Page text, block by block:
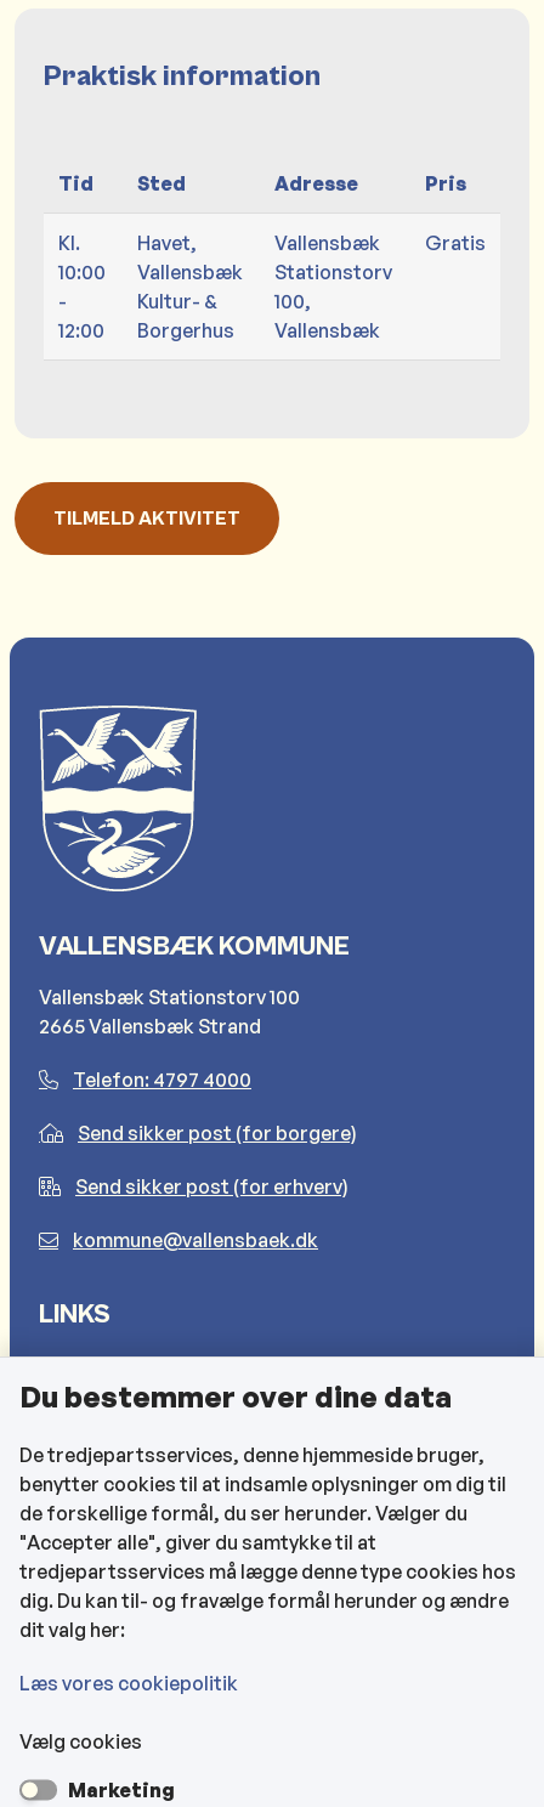
Praktisk information
Tid Sted Adresse Pris
Kl.
10:00
-
12:00
Havet,
Vallensbæk
Kultur- &
Borgerhus
Vallensbæk
Stationstorv
100,
Vallensbæk
Gratis
TILMELD AKTIVITET
VALLENSBÆK KOMMUNE
Vallensbæk Stationstorv 100
2665 Vallensbæk Strand
Telefon: 4797 4000
Send sikker post (for borgere)
Send sikker post (for erhverv)
kommune@vallensbaek.dk
LINKS
Cookies
Find EAN-numre
CVR og bankoplysninger
Tilgængelighedserklæring
KONTAKTOPLYSNINGER
Rådhuset
Kultur- & Borgerhuset
Du bestemmer over dine data
De tredjepartsservices, denne hjemmeside bruger,
benytter cookies til at indsamle oplysninger om dig til
de forskellige formål, du ser herunder. Vælger du
"Accepter alle", giver du samtykke til at
tredjepartsservices må lægge denne type cookies hos
dig. Du kan til- og fravælge formål herunder og ændre
dit valg her:
Læs vores cookiepolitik
Vælg cookies
Marketing